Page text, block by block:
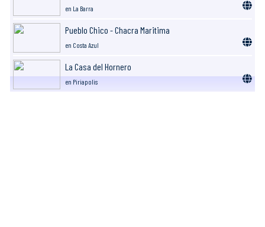
en La Barra
Pueblo Chico - Chacra Maritima
en Costa Azul
La Casa del Hornero
en Piriapolis